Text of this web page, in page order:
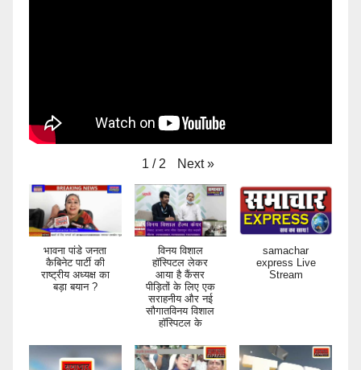
1 / 2 Next »
भावना पांडे जनता
कैबिनेट पार्टी की
राष्ट्रीय अध्यक्ष का
बड़ा बयान ?
विनय विशाल
हॉस्पिटल लेकर
आया है कैंसर
पीड़ितों के लिए एक
सराहनीय और नई
सौगातविनय विशाल
हॉस्पिटल के
samachar
express Live
Stream